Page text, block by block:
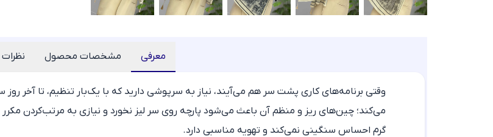
معرفی مشخصات محصول نظرات
وقتی برنامه‌های کاری پشت سر هم می‌آیند، نیاز به سرپوشی دارید که با یک‌بار تنظیم، تا آخر روز
می‌کند؛ چین‌های ریز و منظم آن باعث می‌شود پارچه روی سر لیز نخورد و نیازی به مرتب‌کردن
گرم احساس سنگینی نمی‌کند و تهویه مناسبی دارد.